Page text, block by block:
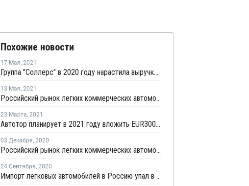
Похожие новости
17 Мая, 2021
Группа "Соллерс" в 2020 году нарастила выручку на 14%
13 Мая, 2021
Российский рынок легких коммерческих автомобилей в первом квартале остался на шестом месте в Европе
23 Марта, 2021
Автотор планирует в 2021 году вложить EUR300 млн в развитие производства
03 Декабря, 2020
Российский рынок легких коммерческих автомобилей в октябре занял шестое место в Европе
24 Сентября, 2020
Импорт легковых автомобилей в Россию упал в январе - июле более чем на треть